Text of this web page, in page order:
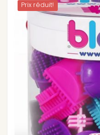
Prix ​​réduit!